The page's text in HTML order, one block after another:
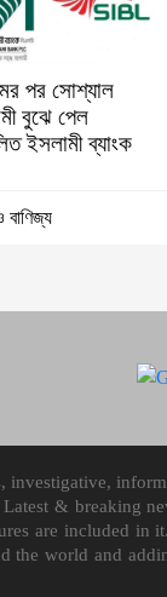
পর সোশ্যাল
বুঝে পেল
ইসলামী ব্যাংক
বাণিজ্য
& breaking
are included
world and